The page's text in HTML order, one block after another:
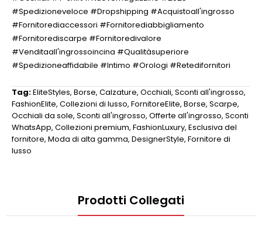
#Spedizioneveloce #Dropshipping #Acquistoall'ingrosso
#Fornitorediaccessori #Fornitorediabbigliamento
#Fornitorediscarpe #Fornitoredivalore
#Venditaall'ingrossoincina #Qualitàsuperiore
#Spedizioneaffidabile #Intimo #Orologi #Retedifornitori
Tag:EliteStyles, Borse, Calzature, Occhiali, Sconti all'ingrosso,
FashionElite, Collezioni di lusso, FornitoreElite, Borse, Scarpe,
Occhiali da sole, Sconti all'ingrosso, Offerte all'ingrosso, Sconti
WhatsApp, Collezioni premium, FashionLuxury, Esclusiva del
fornitore, Moda di alta gamma, DesignerStyle, Fornitore di
lusso
Prodotti Collegati